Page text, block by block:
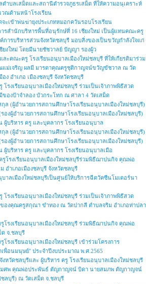
ำบลเสม็ดและสถานีตำรวจภูธรเสม็ด ที่ให้ความอนุเคราะห์
วณด้านหน้าโรงเรียน
จะเข้าพ่นฆ่ายุงประเภทหมอกควันรอบโรงเรียน
รสำนักบริหารพื้นที่อนุรักษ์ที่ 16 เชียงใหม่ เป็นผู้แทนคณะครู
การบริหารส่วนจังหวัดชลบุรี มอบสิ่งของเป็นขวัญกำลังใจแก่
งใหม่ โดยมีนายชัชวาลย์ ปัญญา รองผู้ว
ะคณะครู โรงเรียนอนุบาลเมืองใหม่ชลบุรี ที่ให้เกียรติมาร่วม
แม่เจริญ ผลมี มารดาคุณครูชุติกาญจน์ขวัญขัชวาล ณ วัด
ง อำเภอ เมืองชลบุรี จังหวัดชลบุรี
โรงเรียนอนุบาลเมืองใหม่ชลบุรี ร่วมเป็นเจ้าภาพพิธีสวด
องป้าจำลอง บัวกระโทก ณ ศาลา 4 วัดเสม็ด
ล (ผู้อำนวยการสถานศึกษาโรงเรียนอนุบาลเมืองใหม่ชลบุรี)
งผู้อำนวยการสถานศึกษาโรงเรียนอนุบาลเมืองใหม่ชลบุรี)
บริหาร ครู และบุคลากร โรงเรียนอนุบาล
ล (ผู้อำนวยการสถานศึกษาโรงเรียนอนุบาลเมืองใหม่ชลบุรี)
งผู้อำนวยการสถานศึกษาโรงเรียนอนุบาลเมืองใหม่ชลบุรี)
บริหาร ครู และบุคลากร โรงเรียนอนุบาลเมือ
รูโรงเรียนอนุบาลเมืองใหม่ชลบุรีร่วมพิธีฌาปนกิจ คุณพ่อ
ำเภอเมืองชลบุรี จังหวัดชลบุรี
บาลเมืองใหม่ชลบุรีเป็นศูนย์ให้บริการฉีดวัคซีนโมเดอร์นา
โรงเรียนอนุบาลเมืองใหม่ชลบุรี ร่วมเป็นเจ้าภาพพิธีสวด
องคุณครูสกุณา ขำทอง ณ วัดปากลี ตำบลจริม อำเภอท่าปลา
โรงเรียนอนุบาลเมืองใหม่ชลบุรี ร่วมพิธีฌาปนกิจ คุณพ่อ
จ.ชลบุรี
รงเรียนอนุบาลเมืองใหม่ชลบุรี เข้าร่วมโครงการ
พื่อนมนุษย์'' ประจำปีงบประมาณ พ.ศ.2565
หวัดชลบุรีและ ผู้บริหาร ครู โรงเรียนอนุบาลเมืองใหม่ชลบุรี
มศพ คุณพ่อประพันธ์ ตัญกาญจน์ บิดา นายสมภพ ตัญกาญจน์
ชลบุรี) ณ วัดเสม็ด จ.ชลบุรี